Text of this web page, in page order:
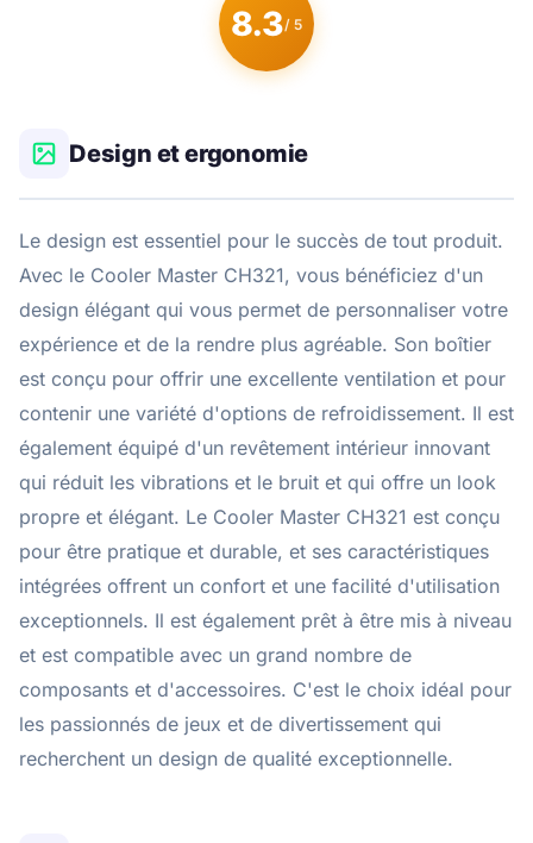
8.3/ 5
Design et ergonomie
Le design est essentiel pour le succès de tout produit.
Avec le Cooler Master CH321, vous bénéficiez d'un
design élégant qui vous permet de personnaliser votre
expérience et de la rendre plus agréable. Son boîtier
est conçu pour offrir une excellente ventilation et pour
contenir une variété d'options de refroidissement. Il est
également équipé d'un revêtement intérieur innovant
qui réduit les vibrations et le bruit et qui offre un look
propre et élégant. Le Cooler Master CH321 est conçu
pour être pratique et durable, et ses caractéristiques
intégrées offrent un confort et une facilité d'utilisation
exceptionnels. Il est également prêt à être mis à niveau
et est compatible avec un grand nombre de
composants et d'accessoires. C'est le choix idéal pour
les passionnés de jeux et de divertissement qui
recherchent un design de qualité exceptionnelle.